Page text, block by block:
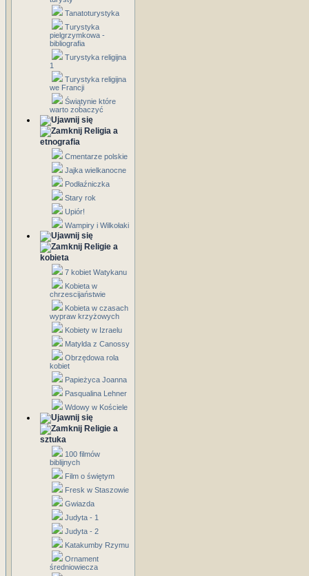
Tanatoturystyka
Turystyka
pielgrzymkowa -
bibliografia
Turystyka religijna
1
Turystyka religijna
we Francji
Świątynie które
warto zobaczyć
Religia a
etnografia
Cmentarze polskie
Jajka wielkanocne
Podłaźniczka
Stary rok
Upiór!
Wampiry i Wilkołaki
Religie a
kobieta
7 kobiet Watykanu
Kobieta w
chrzescijaństwie
Kobieta w czasach
wypraw krzyżowych
Kobiety w Izraelu
Matylda z Canossy
Obrzędowa rola
kobiet
Papieżyca Joanna
Pasqualina Lehner
Wdowy w Kościele
Religie a
sztuka
100 filmów
biblijnych
Film o świętym
Fresk w Staszowie
Gwiazda
Judyta - 1
Judyta - 2
Katakumby Rzymu
Ornament
średniowiecza